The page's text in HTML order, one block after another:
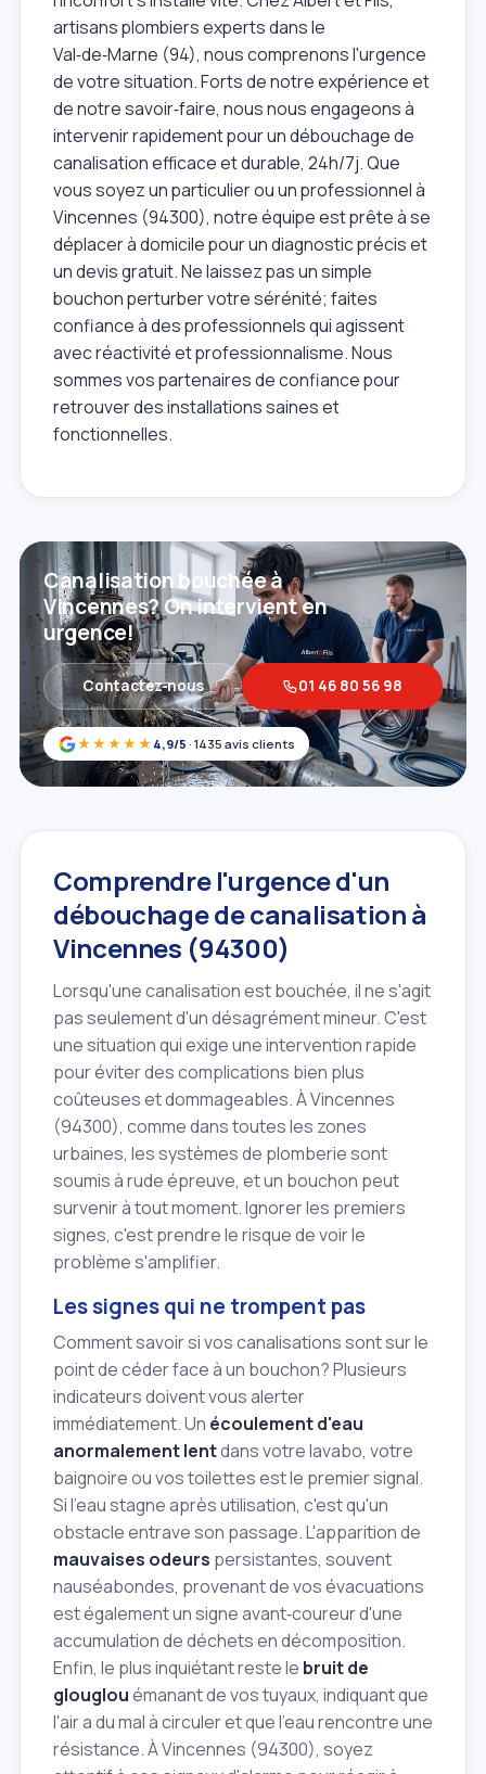
artisans plombiers experts dans le
Val‑de‑Marne (94), nous comprenons l'urgence
de votre situation. Forts de notre expérience et
de notre savoir‑faire, nous nous engageons à
intervenir rapidement pour un débouchage de
canalisation efficace et durable, 24h/7j. Que
vous soyez un particulier ou un professionnel à
Vincennes (94300), notre équipe est prête à se
déplacer à domicile pour un diagnostic précis et
un devis gratuit. Ne laissez pas un simple
bouchon perturber votre sérénité; faites
confiance à des professionnels qui agissent
avec réactivité et professionnalisme. Nous
sommes vos partenaires de confiance pour
retrouver des installations saines et
fonctionnelles.
★★★★★ 4,9/5 · 1435 avis clients
Canalisation bouchée à
Vincennes? On intervient en
urgence!
Contactez‑nous 01 46 80 56 98
Comprendre l'urgence d'un
débouchage de canalisation à
Vincennes (94300)
Lorsqu'une canalisation est bouchée, il ne s'agit
pas seulement d'un désagrément mineur. C'est
une situation qui exige une intervention rapide
pour éviter des complications bien plus
coûteuses et dommageables. À Vincennes
(94300), comme dans toutes les zones
urbaines, les systèmes de plomberie sont
soumis à rude épreuve, et un bouchon peut
survenir à tout moment. Ignorer les premiers
signes, c'est prendre le risque de voir le
problème s'amplifier.
Les signes qui ne trompent pas
Comment savoir si vos canalisations sont sur le
point de céder face à un bouchon? Plusieurs
indicateurs doivent vous alerter
immédiatement. Un écoulement d'eau
anormalement lentdans votre lavabo, votre
baignoire ou vos toilettes est le premier signal.
Si l'eau stagne après utilisation, c'est qu'un
obstacle entrave son passage. L'apparition de
mauvaises odeurs persistantes, souvent
nauséabondes, provenant de vos évacuations
est également un signe avant‑coureur d'une
accumulation de déchets en décomposition.
Enfin, le plus inquiétant reste le bruit de
glouglouémanant de vos tuyaux, indiquant que
l'air a du mal à circuler et que l'eau rencontre une
résistance. À Vincennes (94300), soyez